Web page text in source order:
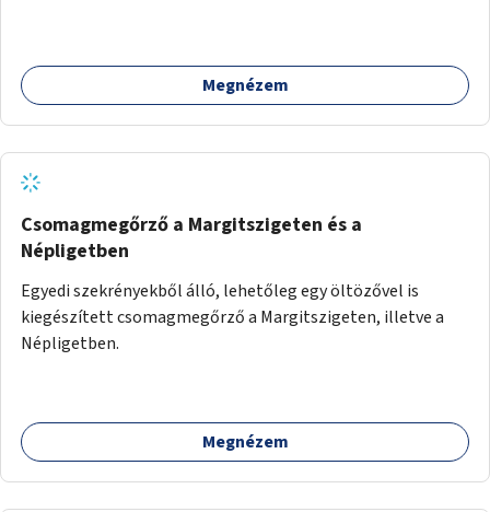
Megnézem
Csomagmegőrző a Margitszigeten és a
Népligetben
Egyedi szekrényekből álló, lehetőleg egy öltözővel is
kiegészített csomagmegőrző a Margitszigeten, illetve a
Népligetben.
Megnézem